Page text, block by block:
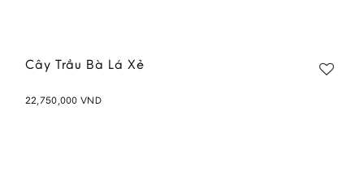
Cây Trầu Bà Lá Xẻ
22,750,000VND